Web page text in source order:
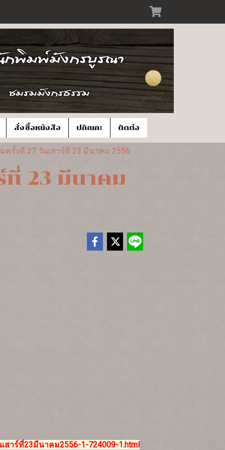
สั่งซื้อหนังสือ ปกิณกะ ติดต่อ
รั้งที่ 27 วันเสาร์ที่ 23 มีนาคม 2556
ที่ 23 มีนาคม
าร์ที่23มีนาคม2556-1-724009-1.html